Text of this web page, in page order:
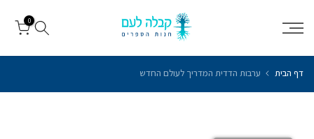
0
דף הבית ערבות הדדית המדריך לעולם החדש